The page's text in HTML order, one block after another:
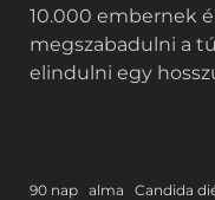
10.000 embernek
megszabadulni a
elindulni egy
90 nap alma Candida